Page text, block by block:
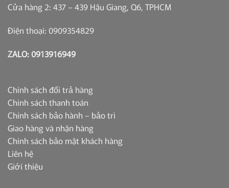
Cửa hàng 2: 437 – 439 Hậu Giang, Q6, TPHCM
Điện thoại: 0909354829
ZALO: 0913916949
Chính sách đổi trả hàng
Chính sách thanh toán
Chính sách bảo hành – bảo trì
Giao hàng và nhận hàng
Chính sách bảo mật khách hàng
Liên hệ
Giới thiệu